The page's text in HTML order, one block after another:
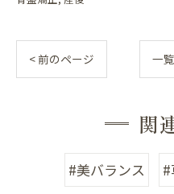
< 前のページ 一
関
#美バランス